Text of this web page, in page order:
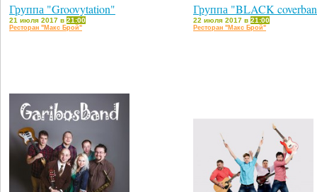
Группа "Groovytation"
21 июля 2017 в 21:00
Ресторан "Макс Брой"
Группа "BLACK
22 июля 2017 в 21:00
Ресторан "Макс Брой"